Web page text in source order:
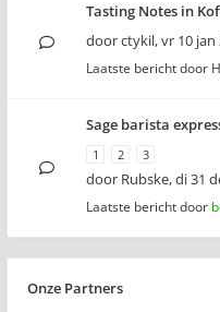
Tasting Notes in
doorctykil,vr 10 jan
Laatste bericht door
Sage barista
1 2 3
door Rubske,di 31
Laatste bericht door
Onze Partners